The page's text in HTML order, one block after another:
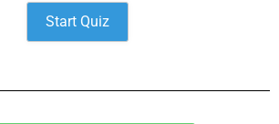
Start Quiz